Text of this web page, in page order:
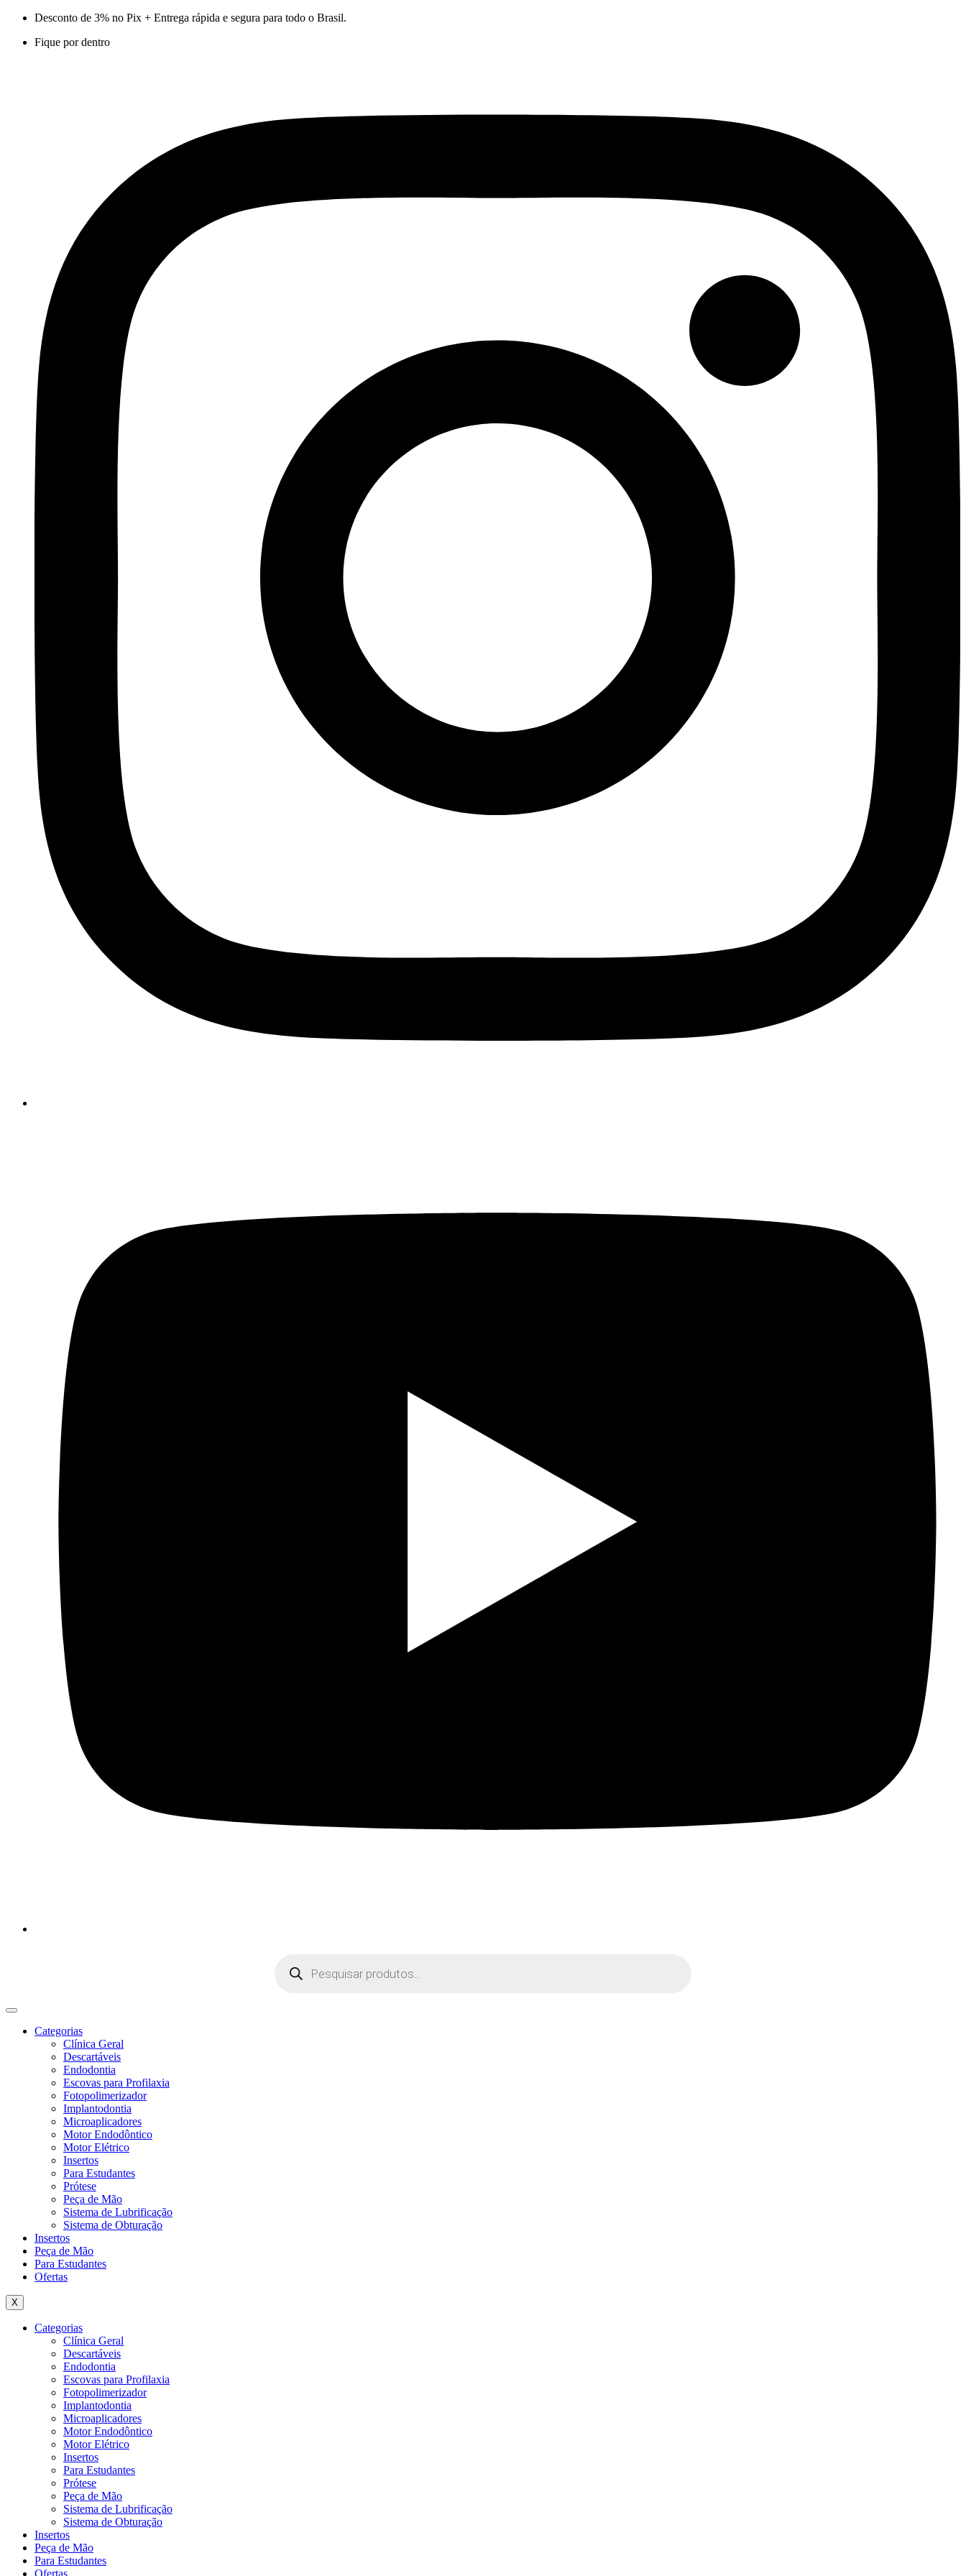
Desconto de 3% no Pix + Entrega rápida e segura para todo o Brasil.
Fique por dentro
produtos
Categorias
Clínica Geral
Descartáveis
Endodontia
Escovas para Profilaxia
Fotopolimerizador
Implantodontia
Microaplicadores
Motor Endodôntico
Motor Elétrico
Insertos
Para Estudantes
Prótese
Peça de Mão
Sistema de Lubrificação
Sistema de Obturação
Insertos
Peça de Mão
Para Estudantes
Ofertas
X
Categorias
Clínica Geral
Descartáveis
Endodontia
Escovas para Profilaxia
Fotopolimerizador
Implantodontia
Microaplicadores
Motor Endodôntico
Motor Elétrico
Insertos
Para Estudantes
Prótese
Peça de Mão
Sistema de Lubrificação
Sistema de Obturação
Insertos
Peça de Mão
Para Estudantes
Ofertas